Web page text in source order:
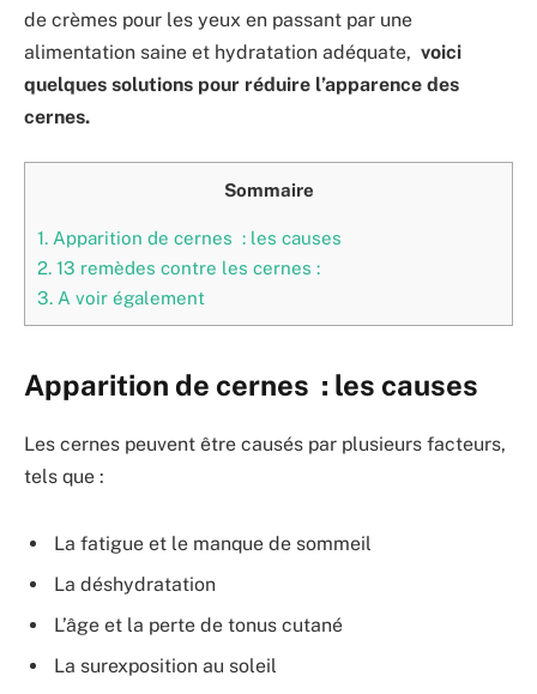
de crèmes pour les yeux en passant par une
alimentation saine et hydratation adéquate, voici
quelques solutions pour réduire l’apparence des
cernes.
Sommaire
1. Apparition de cernes : les causes
2. 13 remèdes contre les cernes :
3. A voir également
Apparition de cernes : les causes
Les cernes peuvent être causés par plusieurs facteurs,
tels que :
La fatigue et le manque de sommeil
La déshydratation
L’âge et la perte de tonus cutané
La surexposition au soleil